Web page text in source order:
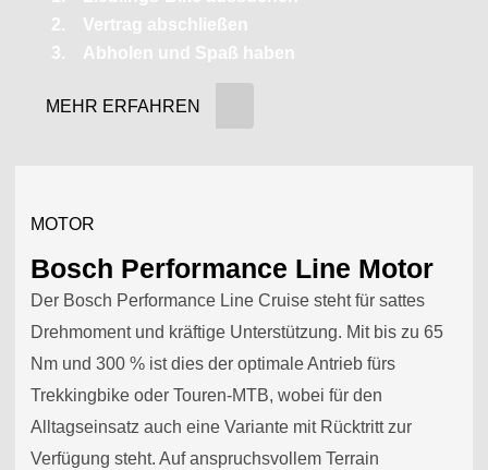
Vertrag abschließen
Abholen und Spaß haben
MEHR ERFAHREN
MOTOR
Bosch Performance Line Motor
Der Bosch Performance Line Cruise steht für sattes
Drehmoment und kräftige Unterstützung. Mit bis zu 65
Nm und 300 % ist dies der optimale Antrieb fürs
Trekkingbike oder Touren-MTB, wobei für den
Alltagseinsatz auch eine Variante mit Rücktritt zur
Verfügung steht. Auf anspruchsvollem Terrain